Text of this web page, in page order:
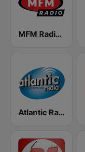
MFM Radio (مفم راديو)
Atlantic Radio (أتلانتيك راديو)